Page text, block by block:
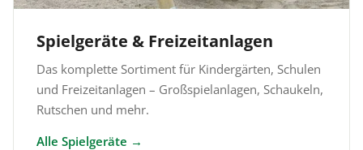
Spielgeräte & Freizeitanlagen
Das komplette Sortiment für Kindergärten, Schulen
und Freizeitanlagen – Großspielanlagen, Schaukeln,
Rutschen und mehr.
Alle Spielgeräte